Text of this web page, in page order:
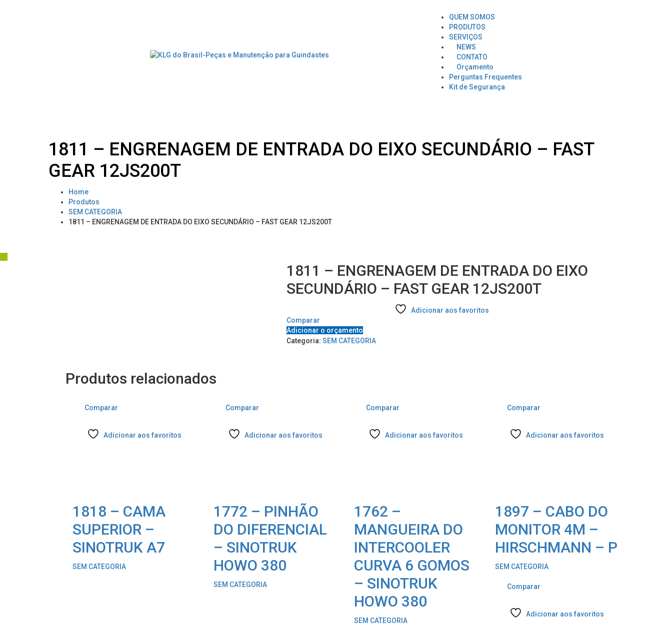
QUEM SOMOS
PRODUTOS
SERVIÇOS
NEWS
CONTATO
Orçamento
Perguntas Frequentes
Kit de Segurança
1811 – ENGRENAGEM DE ENTRADA DO EIXO SECUNDÁRIO – FAST
GEAR 12JS200T
Home
Produtos
SEM CATEGORIA
1811 – ENGRENAGEM DE ENTRADA DO EIXO SECUNDÁRIO – FAST GEAR 12JS200T
1811 – ENGRENAGEM DE ENTRADA DO EIXO
SECUNDÁRIO – FAST GEAR 12JS200T
Adicionar aos favoritos
Comparar
Adicionar o orçamento
Categoria:SEM CATEGORIA
Produtos relacionados
Comparar
Adicionar aos favoritos
1818 – CAMA
SUPERIOR –
SINOTRUK A7
SEM CATEGORIA
Comparar
Adicionar aos favoritos
1772 – PINHÃO
DO DIFERENCIAL
– SINOTRUK
HOWO 380
SEM CATEGORIA
Comparar
Adicionar aos favoritos
1762 –
MANGUEIRA DO
INTERCOOLER
CURVA 6 GOMOS
– SINOTRUK
HOWO 380
SEM CATEGORIA
Comparar
Adicionar aos favoritos
1897 – CABO DO
MONITOR 4M –
HIRSCHMANN – P
SEM CATEGORIA
Comparar
Adicionar aos favoritos